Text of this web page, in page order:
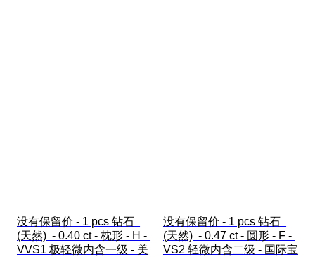
没有保留价 - 1 pcs 钻石
(天然)  - 0.40 ct - 枕形 - H -
VVS1 极轻微内含一级 - 美
没有保留价 - 1 pcs 钻石
(天然)  - 0.47 ct - 圆形 - F -
VS2 轻微内含二级 - 国际宝